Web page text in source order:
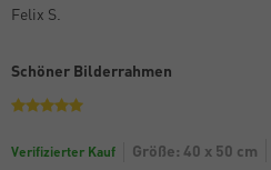
Felix S.
Schöner Bilderrahmen
Verifizierter Kauf Größe: 40 x 50 cm